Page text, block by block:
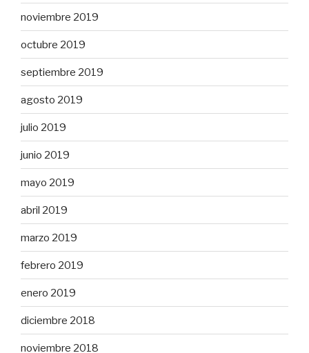
noviembre 2019
octubre 2019
septiembre 2019
agosto 2019
julio 2019
junio 2019
mayo 2019
abril 2019
marzo 2019
febrero 2019
enero 2019
diciembre 2018
noviembre 2018